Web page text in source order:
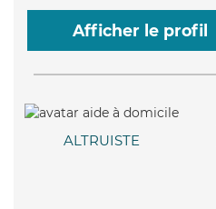
Afficher le profil
ALTRUISTE